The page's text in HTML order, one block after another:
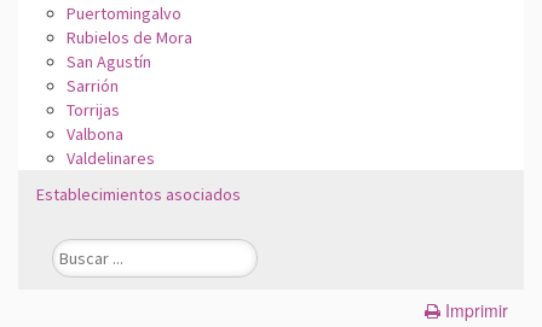
Puertomingalvo
Rubielos de Mora
San Agustín
Sarrión
Torrijas
Valbona
Valdelinares
Establecimientos asociados
Imprimir